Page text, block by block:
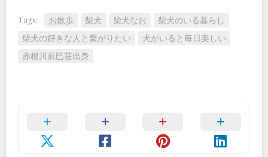
Tags: お散歩 柴犬 柴犬なお
柴犬のいる暮らし
柴犬の好きな人と繋がりたい
犬がいると毎日楽しい
赤根川辰巳荘出身